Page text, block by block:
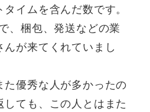
イムを含んだ数です。
、梱包、発送などの業
が来てくれていまし
優秀な人が多かったの
ても、この人とはまた